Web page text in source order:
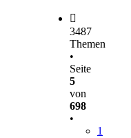
3487
Themen
•
Seite
5
von
698
•
1